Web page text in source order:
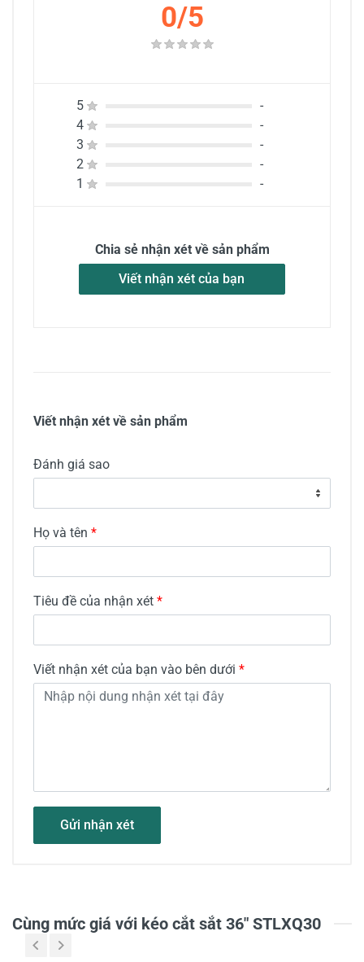
0/5
5
-
4
-
3
-
2
-
1
-
Chia sẻ nhận xét về sản phẩm
Viết nhận xét của bạn
Viết nhận xét về sản phẩm
Đánh giá sao
Họ và tên *
Tiêu đề của nhận xét *
Viết nhận xét của bạn vào bên dưới *
Gửi nhận xét
Cùng mức giá với kéo cắt sắt 36" STLXQ30